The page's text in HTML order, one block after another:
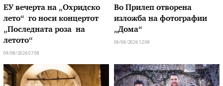
ЕУ вечерта на „Охридско
лето“ го носи концертот
„Последната роза на
летото“
09/08/2026 07:08
Во Прилеп отворена
изложба на фотографии
„Дома“
08/08/2026 12:08